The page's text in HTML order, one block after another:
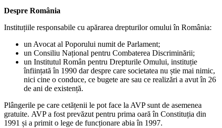
Despre România
Instituțiile responsabile cu apărarea drepturilor omului în România:
un Avocat al Poporului numit de Parlament;
un Consiliu Național pentru Combaterea Discriminării;
un Institutul Român pentru Drepturile Omului, instituție
înființată în 1990 dar despre care societatea nu știe mai nimic,
nici cine o conduce, ce bugete are sau ce realizări a avut în 26
de ani de existență.
Plângerile pe care cetățenii le pot face la AVP sunt de asemenea
gratuite. AVP a fost prevăzut pentru prima oară în Constituția din
1991 și a primit o lege de funcționare abia în 1997.